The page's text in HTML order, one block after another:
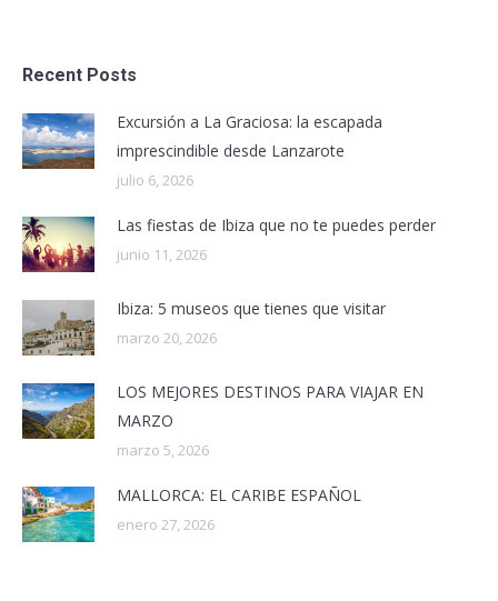
Recent Posts
Excursión a La Graciosa: la escapada
imprescindible desde Lanzarote
julio 6, 2026
Las fiestas de Ibiza que no te puedes perder
junio 11, 2026
Ibiza: 5 museos que tienes que visitar
marzo 20, 2026
LOS MEJORES DESTINOS PARA VIAJAR EN
MARZO
marzo 5, 2026
MALLORCA: EL CARIBE ESPAÑOL
enero 27, 2026